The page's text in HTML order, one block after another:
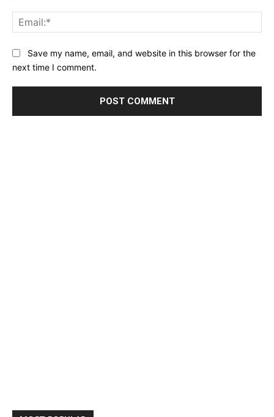
Website:Save my name, email, and website in this browser for the
next time I comment.